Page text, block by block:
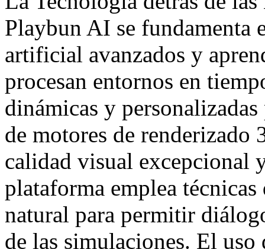
Playbun AI se fundamenta
artificial avanzados y
procesan entornos en
dinámicas y
de motores de renderizado
calidad visual excepcional
plataforma emplea
natural para permitir
de las simulaciones. El uso